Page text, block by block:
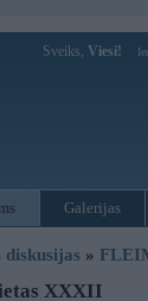
Sveiks, Viesi!
Galerijas
diskusijas »
XXXII